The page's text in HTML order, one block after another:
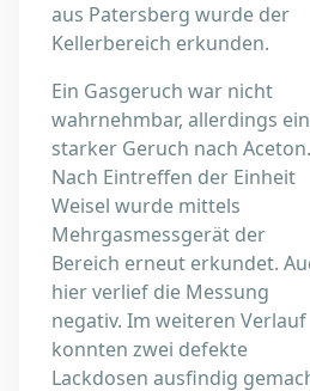
aus Patersberg wurde der
Kellerbereich erkunden.
Ein Gasgeruch war nicht
wahrnehmbar, allerdings ein
starker Geruch nach Aceton.
Nach Eintreffen der Einheit
Weisel wurde mittels
Mehrgasmessgerät der
Bereich erneut erkundet.
hier verlief die Messung
negativ. Im weiteren Verlauf
konnten zwei defekte
Lackdosen ausfindig